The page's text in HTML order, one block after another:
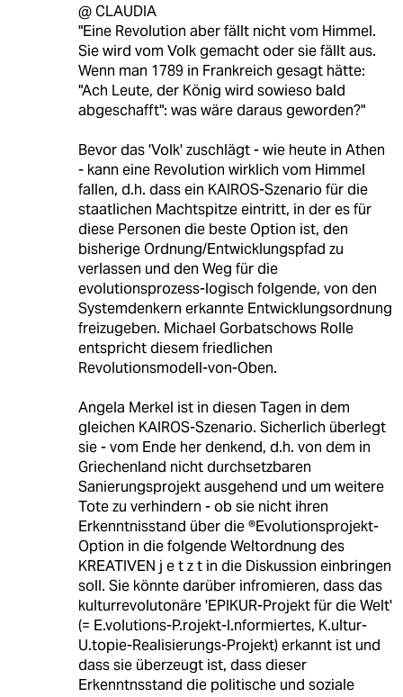
@ CLAUDIA
"Eine Revolution aber fällt nicht vom Himmel.
Sie wird vom Volk gemacht oder sie fällt aus.
Wenn man 1789 in Frankreich gesagt hätte:
"Ach Leute, der König wird sowieso bald
abgeschafft": was wäre daraus geworden?"
Bevor das 'Volk' zuschlägt - wie heute in Athen
- kann eine Revolution wirklich vom Himmel
fallen, d.h. dass ein KAIROS-Szenario für die
staatlichen Machtspitze eintritt, in der es für
diese Personen die beste Option ist, den
bisherige Ordnung/Entwicklungspfad zu
verlassen und den Weg für die
evolutionsprozess-logisch folgende, von den
Systemdenkern erkannte Entwicklungsordnung
freizugeben. Michael Gorbatschows Rolle
entspricht diesem friedlichen
Revolutionsmodell-von-Oben.
Angela Merkel ist in diesen Tagen in dem
gleichen KAIROS-Szenario. Sicherlich überlegt
sie - vom Ende her denkend, d.h. von dem in
Griechenland nicht durchsetzbaren
Sanierungsprojekt ausgehend und um weitere
Tote zu verhindern - ob sie nicht ihren
Erkenntnisstand über die ®Evolutionsprojekt-
Option in die folgende Weltordnung des
KREATIVEN j e t z t in die Diskussion einbringen
soll. Sie könnte darüber infromieren, dass das
kulturrevolutonäre 'EPIKUR-Projekt für die Welt'
(= E.volutions-P.rojekt-I.nformiertes, K.ultur-
U.topie-Realisierungs-Projekt) erkannt ist und
dass sie überzeugt ist, dass dieser
Erkenntnsstand die politische und soziale